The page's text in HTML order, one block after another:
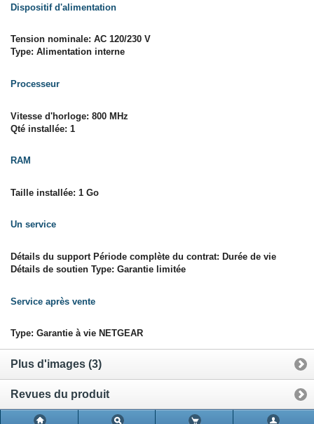
Dispositif d'alimentation
Tension nominale: AC 120/230 V
Type: Alimentation interne
Processeur
Vitesse d'horloge: 800 MHz
Qté installée: 1
RAM
Taille installée: 1 Go
Un service
Détails du support Période complète du contrat: Durée de vie
Détails de soutien Type: Garantie limitée
Service après vente
Type: Garantie à vie NETGEAR
Plus d'images (3)
Revues du produit